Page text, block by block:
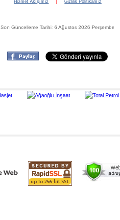
Hizmet Akışımız Gizlilik Politikamız
Son Güncelleme Tarihi: 6 Ağustos 2026 Perşembe